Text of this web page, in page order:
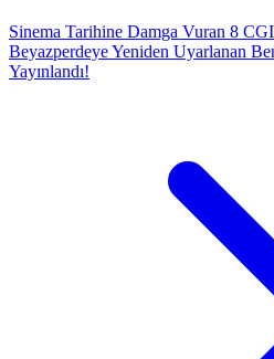
Sinema Tarihine Damga Vuran 8
Beyazperdeye Yeniden Uyarlanan
Yayınlandı!